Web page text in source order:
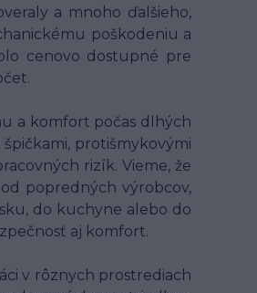
a mnoho ďalšieho,
poškodeniu a
cenovo dostupné pre
a komfort počas dlhých
protišmykovými
rizík. Vieme, že
popredných výrobcov,
do kuchyne alebo do
aj komfort.
v rôznych prostrediach